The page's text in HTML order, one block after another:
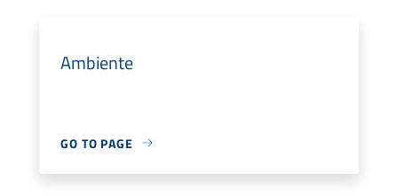
Ambiente
GO TO PAGE